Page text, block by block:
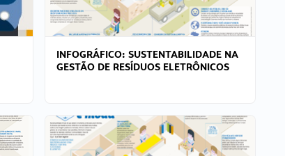
INFOGRÁFICO: SUSTENTABILIDADE NA
GESTÃO DE RESÍDUOS ELETRÔNICOS